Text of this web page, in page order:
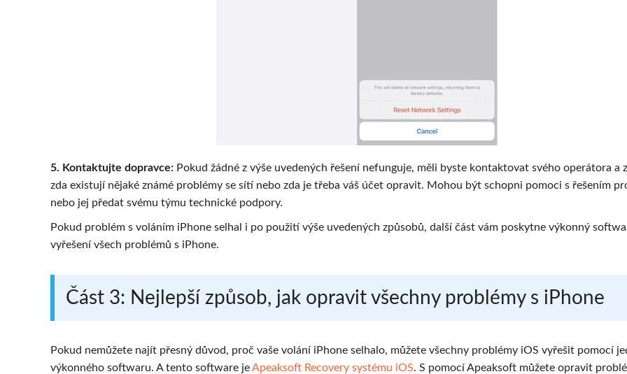
5. Kontaktujte dopravce: Pokud žádné z výše uvedených řešení nefunguje, měli byste kontaktovat svého operátora a
zda existují nějaké známé problémy se sítí nebo zda je třeba váš účet opravit. Mohou být schopni pomoci s řešením
nebo jej předat svému týmu technické podpory.
Pokud problém s voláním iPhone selhal i po použití výše uvedených způsobů, další část vám poskytne výkonný
vyřešení všech problémů s iPhone.
Část 3: Nejlepší způsob, jak opravit všechny problémy s iPhone
Pokud nemůžete najít přesný důvod, proč vaše volání iPhone selhalo, můžete všechny problémy iOS vyřešit pomocí
výkonného softwaru. A tento software jeApeaksoft Recovery systému iOS. S pomocí Apeaksoft můžete opravit